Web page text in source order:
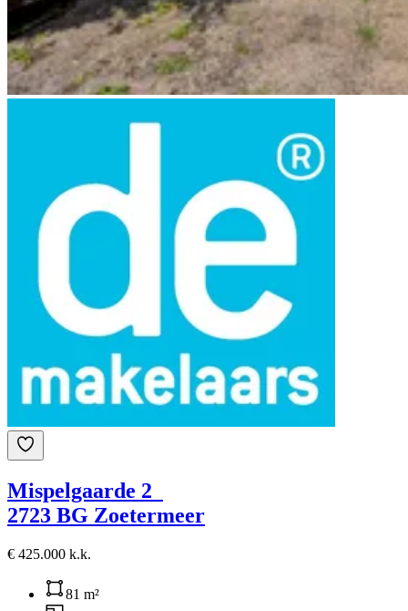
Mispelgaarde 2
2723 BG Zoetermeer
€ 425.000 k.k.
81 m²